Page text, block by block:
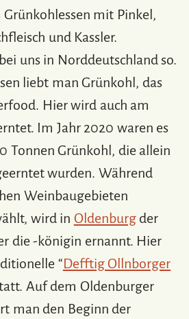
mit Pinkel,
und Kassler.
uns in Norddeutschland so.
liebt man Grünkohl, das
Hier wird auch am
Im Jahr 2020 waren es
Tonnen Grünkohl, die allein
wurden. Während
Weinbaugebieten
wird in Oldenburgder
die -königin ernannt. Hier
“Defftig Ollnborger
Auf dem Oldenburger
man den Beginn der